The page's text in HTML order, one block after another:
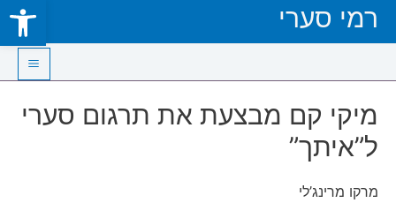
Open toolbar
Skip
רמי סערי
Main
Menu
מיקי קם מבצעת את תרגום סערי
ל”איתך”
מרקו מרינג’לי